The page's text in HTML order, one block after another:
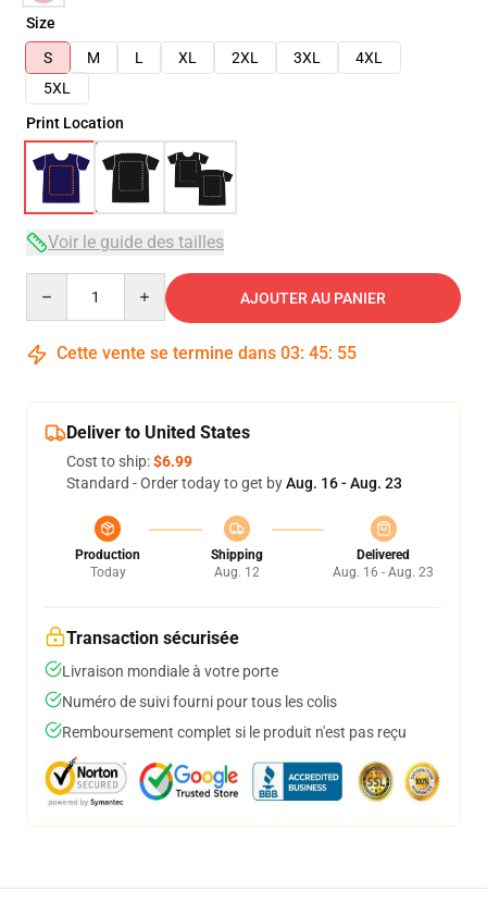
Size
S
M L XL 2XL 3XL
4XL
5XL
Print Location
Voir le guide des tailles
AJOUTER AU PANIER
Cette vente se termine dans 03: 45: 54
Deliver to United States
Cost to ship:$6.99
Standard - Order today to get byAug. 16 - Aug. 23
Production
Today
Shipping
Aug. 12
Delivered
Aug. 16 - Aug. 23
Transaction sécurisée
Livraison mondiale à votre porte
Numéro de suivi fourni pour tous les colis
Remboursement complet si le produit n'est pas reçu